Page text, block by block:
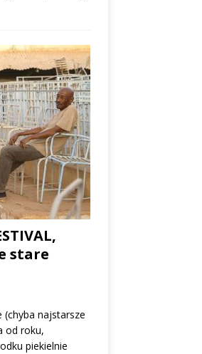
stare
(chyba najstarsze
od roku,
piekielnie